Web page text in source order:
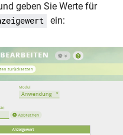
geben Sie Werte für
ein: